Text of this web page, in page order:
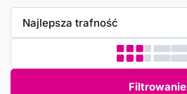
Zmień sortowanie
Najlepsza trafność
Filtrowanie